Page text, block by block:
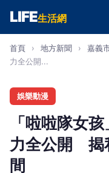
LIFE生活網
首頁 › 地方新聞 › 嘉義
力全公開...
娛樂動漫
「啦啦隊女
力全公開 揭
間